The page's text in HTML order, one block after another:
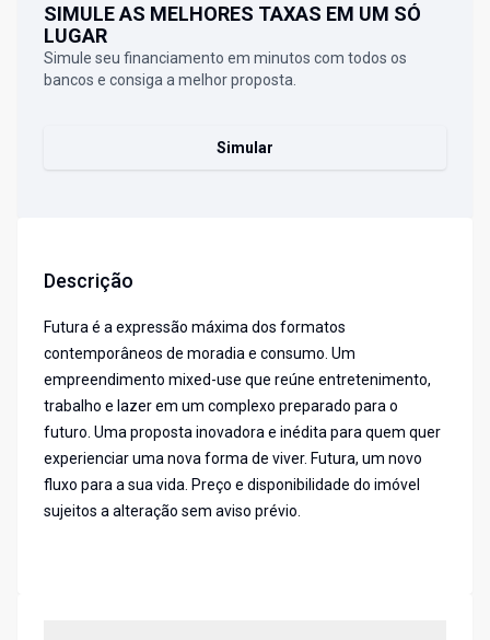
SIMULE AS MELHORES TAXAS EM UM SÓ
LUGAR
Simule seu financiamento em minutos com todos os
bancos e consiga a melhor proposta.
Simular
Descrição
Futura é a expressão máxima dos formatos
contemporâneos de moradia e consumo. Um
empreendimento mixed-use que reúne entretenimento,
trabalho e lazer em um complexo preparado para o
futuro. Uma proposta inovadora e inédita para quem quer
experienciar uma nova forma de viver. Futura, um novo
fluxo para a sua vida. Preço e disponibilidade do imóvel
sujeitos a alteração sem aviso prévio.